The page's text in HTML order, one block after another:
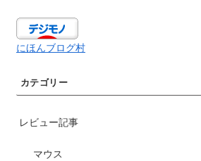
にほんブログ村
カテゴリー
レビュー記事
マウス